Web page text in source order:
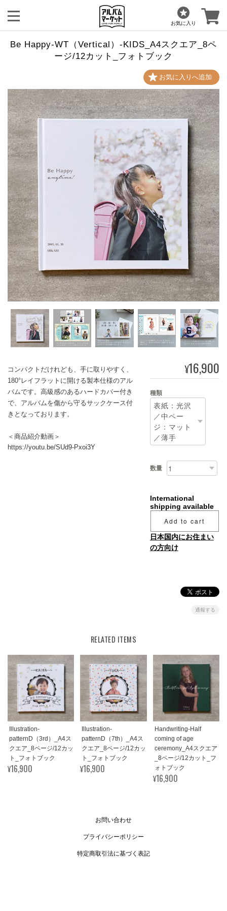
お気に入り
Be Happy-WT（Vertical）-KIDS_A4スクエア_8ペ
ージ/12カット_フォトブック
コンパクトだけれども、手に取りやすく、
180°レイフラットに開ける製本仕様のアル
バムです。高級感のあるハードカバー付き
で、アルバムを傷から守るサックケース付
きとなっております。
＜商品紹介動画＞
https://youtu.be/SUd9-Pxoi3Y
¥16,900
種類
数量
International
shipping available
Add to cart
日本国内にお住まい
の方向け
通報する
RELATED ITEMS
Illustration-
patternD（3rd）_A4ス
クエア_8ページ/12カッ
ト_フォトブック
¥16,900
Illustration-
patternD（7th）_A4ス
クエア_8ページ/12カッ
ト_フォトブック
¥16,900
Handwriting-Half
coming of age
ceremony_A4スクエア
_8ページ/12カット_フ
ォトブック
¥16,900
お問い合わせ
プライバシーポリシー
特定商取引法に基づく表記